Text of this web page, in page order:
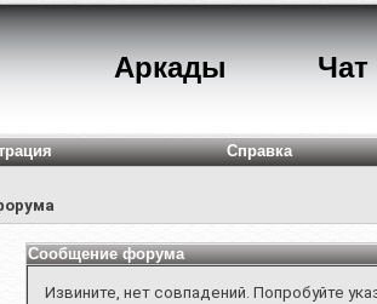
Аркады Чат
Справка
Сообщение форума
Извините, нет совпадений. Попробуйте